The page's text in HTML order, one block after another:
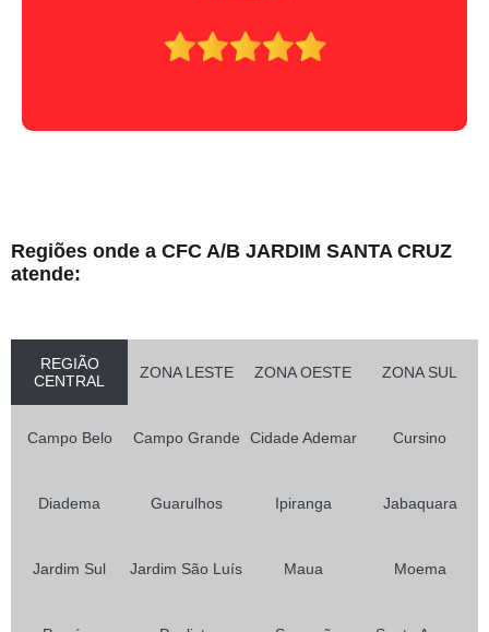
Regiões onde a CFC A/B JARDIM SANTA CRUZ
atende:
REGIÃO
CENTRAL
ZONA LESTE ZONA OESTE ZONA SUL
Campo Belo Campo Grande Cidade Ademar Cursino
Diadema Guarulhos Ipiranga Jabaquara
Jardim Sul Jardim São Luís Maua Moema